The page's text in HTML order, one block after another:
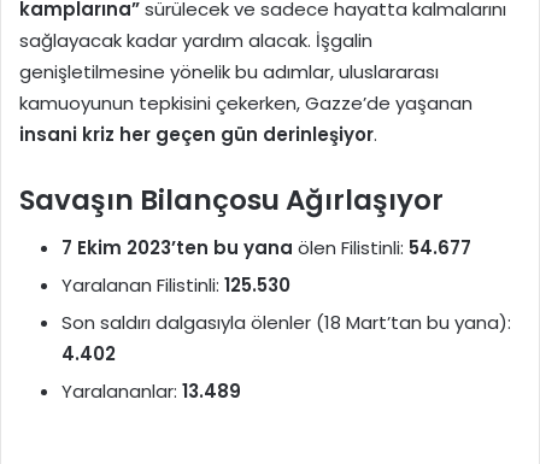
kamplarına”sürülecek ve sadece hayatta kalmalarını
sağlayacak kadar yardım alacak. İşgalin
genişletilmesine yönelik bu adımlar, uluslararası
kamuoyunun tepkisini çekerken, Gazze’de yaşanan
insani kriz her geçen gün derinleşiyor.
Savaşın Bilançosu Ağırlaşıyor
7 Ekim 2023’ten bu yana ölen Filistinli: 54.677
Yaralanan Filistinli: 125.530
Son saldırı dalgasıyla ölenler (18 Mart’tan bu yana):
4.402
Yaralananlar: 13.489